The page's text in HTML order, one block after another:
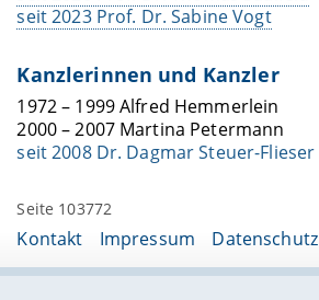
seit 2023 Prof. Dr. Sabine Vogt
Kanzlerinnen und Kanzler
1972 – 1999 Alfred Hemmerlein
2000 – 2007 Martina Petermann
seit 2008 Dr. Dagmar Steuer-Flieser
Seite 103772
Kontakt Impressum Datenschutz